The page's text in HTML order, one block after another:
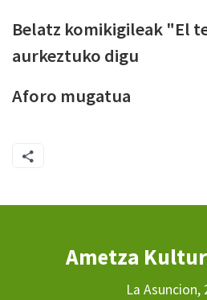
Belatz komikigileak "El
aurkeztuko digu
Aforo mugatua
Ametza
La Asuncion,